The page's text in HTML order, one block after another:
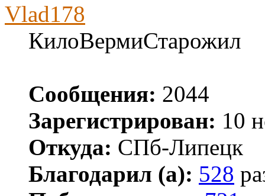
Vlad178
КилоВермиСтарожил
Сообщения: 2044
Зарегистрирован: 10
Откуда: СПб-Липецк
Благодарил (а): 528